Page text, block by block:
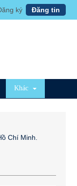
ký Đăng tin
Khác
Chí Minh.